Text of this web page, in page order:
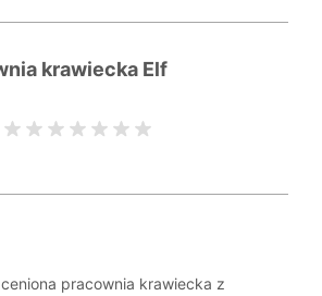
krawiecka Elf
pracownia krawiecka z